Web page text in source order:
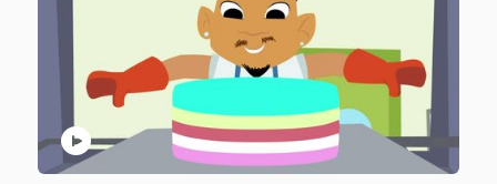
play_circle